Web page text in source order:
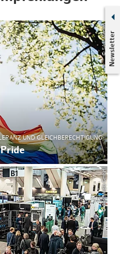
Newsletter
© SAM Medien
UND GLEICHBERECHTIGUNG
© 14a Media GmbH